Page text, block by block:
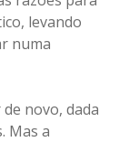
levando
numa
novo, dada
Mas a